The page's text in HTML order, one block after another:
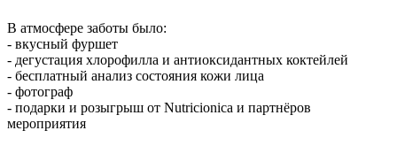
В атмосфере заботы было:
- вкусный фуршет
- дегустация хлорофилла и антиоксидантных коктейлей
- бесплатный анализ состояния кожи лица
- фотограф
- подарки и розыгрыш от Nutricionica и партнёров
мероприятия